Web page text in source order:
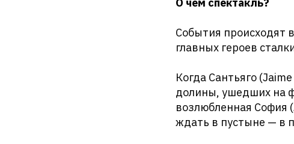
События происходят
главных героев
Когда Сантьяго
долины, ушедших на
возлюбленная София
ждать в пустыне — в